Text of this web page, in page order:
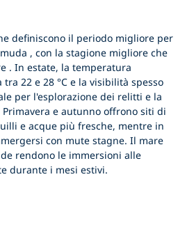
definiscono il periodo migliore per
, con la stagione migliore che
. In estate, la temperatura
22 e 28 °C e la visibilità spesso
per l'esplorazione dei relitti e la
e autunno offrono siti di
e acque più fresche, mentre in
con mute stagne. Il mare
rendono le immersioni alle
durante i mesi estivi.